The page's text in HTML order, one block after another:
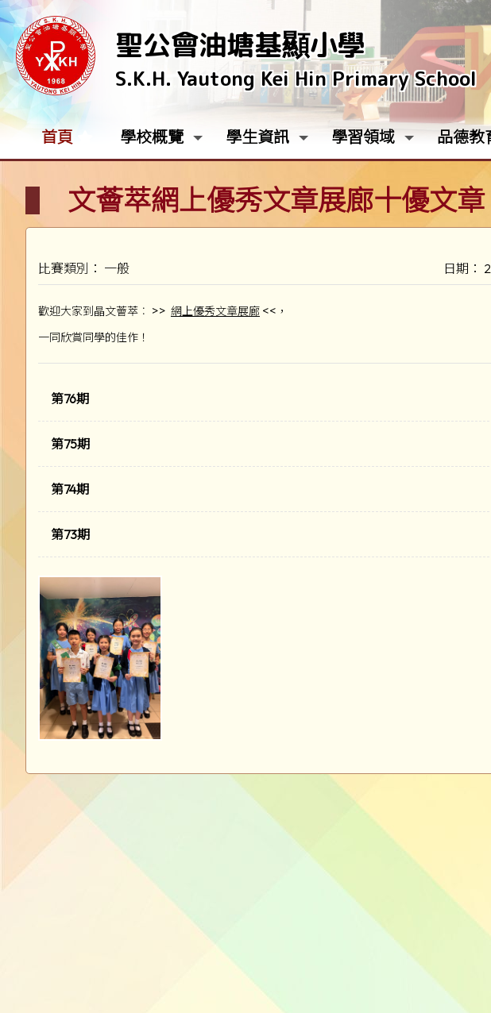
聖公會油塘基顯小學
S.K.H. Yautong Kei Hin Primary School
首頁 學校概覽 學生資訊 學習領域 品德教
文薈萃網上優秀文章展廊十優文章
比賽類別： 一般 日期：
歡迎大家到晶文薈萃︰ >> 網上優秀文章展廊 << ，
一同欣賞同學的佳作！
第76期
第75期
第74期
第73期